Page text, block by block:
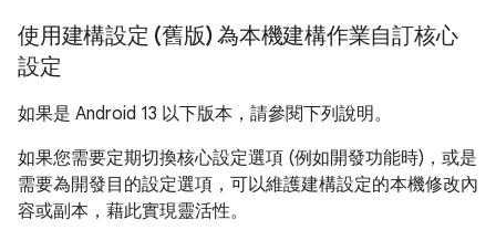
使用建構設定 (舊版) 為本機建構作業自訂核心
設定
如果是 Android 13 以下版本，請參閱下列說明。
如果您需要定期切換核心設定選項 (例如開發功能時)，或是
需要為開發目的設定選項，可以維護建構設定的本機修改內
容或副本，藉此實現靈活性。